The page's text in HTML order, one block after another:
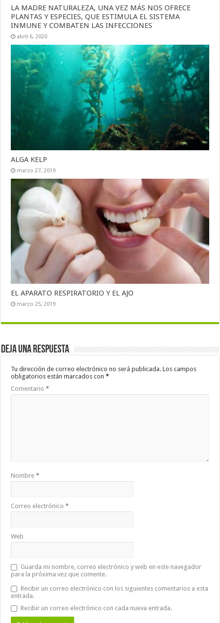
LA MADRE NATURALEZA, UNA VEZ MÁS NOS OFRECE
PLANTAS Y ESPECIES, QUE ESTIMULA EL SISTEMA
INMUNE Y COMBATEN LAS INFECCIONES
abril 6, 2020
ALGA KELP
marzo 27, 2019
EL APARATO RESPIRATORIO Y EL AJO
marzo 25, 2019
Deja una respuesta
Tu dirección de correo electrónico no será publicada. Los campos
obligatorios están marcados con*
Comentario*
Nombre*
Correo electrónico*
Web
Guarda mi nombre, correo electrónico y web en este navegador
para la próxima vez que comente.
Recibir un correo electrónico con los siguientes comentarios a esta
entrada.
Recibir un correo electrónico con cada nueva entrada.